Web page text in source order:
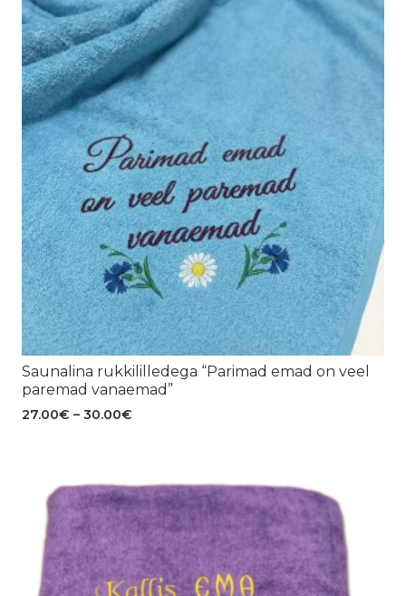
Saunalina rukkililledega “Parimad emad on veel
paremad vanaemad”
27.00€ – 30.00€